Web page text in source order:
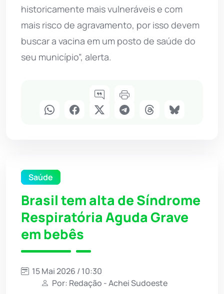
historicamente mais vulneráveis e com
mais risco de agravamento, por isso devem
buscar a vacina em um posto de saúde do
seu município”, alerta.
Saúde
Brasil tem alta de Síndrome
Respiratória Aguda Grave
em bebês
15 Mai 2026 / 10:30
Por: Redação - Achei Sudoeste